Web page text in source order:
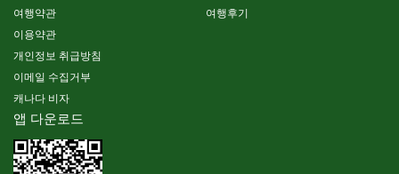
여행약관
이용약관
개인정보 취급방침
이메일 수집거부
캐나다 비자
여행후기
앱 다운로드